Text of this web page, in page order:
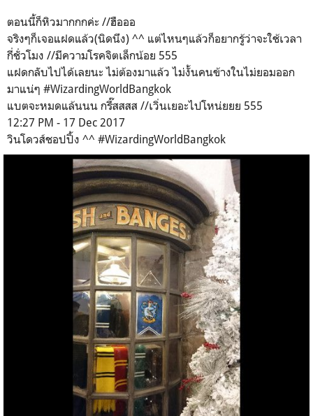
ตอนนี้ก็หิวมากกกค่ะ //ฮือออ
จริงๆก็เจอแฝดแล้ว(นิดนึง) ^^ แต่ไหนๆแล้วก็อยากรู้ว่าจะใช้เวลา
กี่ชั่วโมง //มีความโรคจิตเล็กน้อย 555
แฝดกลับไปได้เลยนะ ไม่ต้องมาแล้ว ไม่งั้นคนข้างในไม่ยอมออก
มาแน่ๆ #WizardingWorldBangkok
แบตจะหมดแล้นนน กรี๊สสสส //เวิ่นเยอะไปโหน่ยยย 555
12:27 PM - 17 Dec 2017
วินโดวส์ชอปปิ้ง ^^ #WizardingWorldBangkok